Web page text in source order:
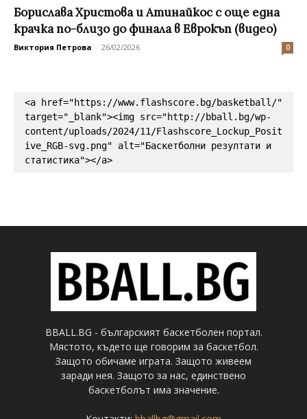
Бориславa Христова и Атинайкос с още една
крачка по-близо до финала в Еврокъп (видео)
Виктория Петрова - 26/02/2026 0
<a href="https://www.flashscore.bg/basketball/"
target="_blank"><img src="http://bball.bg/wp-
content/uploads/2024/11/Flashscore_Lockup_Posit
ive_RGB-svg.png" alt="Баскетболни резултати и
статистика"></a>
BBALL.BG - българският баскетболен портал.
Мястото, където ще говорим за баскетбол.
Защото обичаме играта. Защото живеем
заради нея. Защото за нас, единствено
баскетболът има значение.